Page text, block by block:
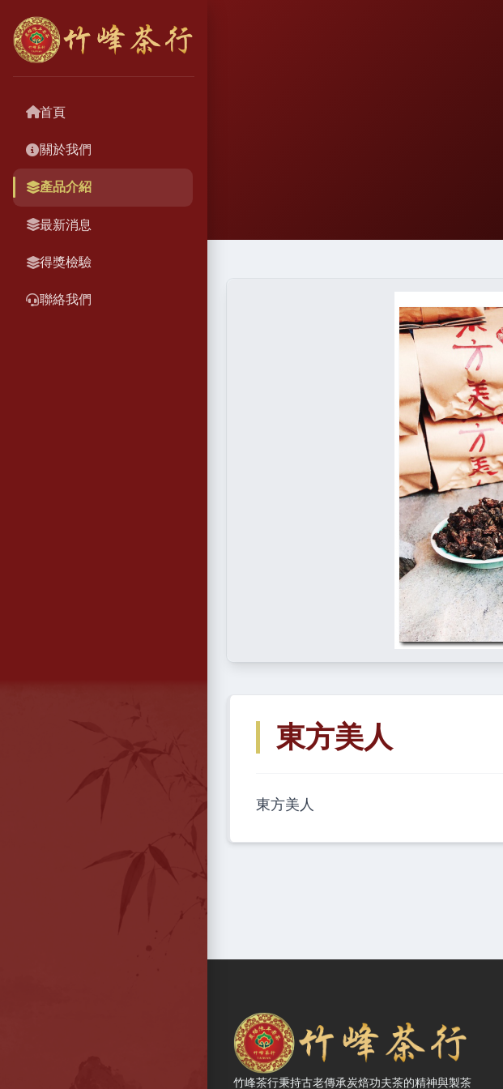
首頁
關於我們
產品介紹
最新消息
得獎檢驗
聯絡我們
東方美人
東方美人
竹峰茶行 — 網站概要、主導覽與聯絡方式
竹峰茶行秉持古老傳承炭焙功夫茶的精神與製茶